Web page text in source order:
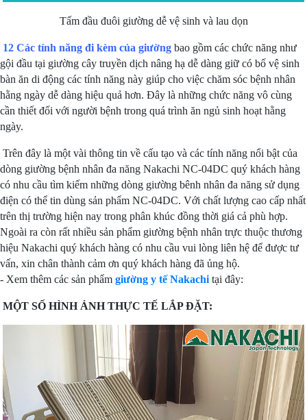
Tấm đầu đuôi giường dễ vệ sinh và lau dọn
12 Các tính năng đi kèm của giường bao gồm các chức năng như
gội đầu tại giường cây truyền dịch nâng hạ dễ dàng giữ có bố vệ sinh
bàn ăn di động các tính năng này giúp cho việc chăm sóc bệnh nhân
hằng ngày dễ dàng hiệu quả hơn. Đây là những chức năng vô cùng
cần thiết đối với người bệnh trong quá trình ăn ngủ sinh hoạt hằng
ngày.
Trên đây là một vài thông tin về cấu tạo và các tính năng nổi bật của
dòng giường bệnh nhân đa năng Nakachi NC-04DC quý khách hàng
có nhu cầu tìm kiếm những dòng giường bênh nhân đa năng sử dụng
điện có thể tin dùng sản phẩm NC-04DC. Với chất lượng cao cấp nhất
trên thị trường hiện nay trong phân khúc đồng thời giá cả phù hợp.
Ngoài ra còn rất nhiều sản phẩm giường bệnh nhân trực thuộc thương
hiệu Nakachi quý khách hàng có nhu cầu vui lòng liên hệ để được tư
vấn, xin chân thành cảm ơn quý khách hàng đã ủng hộ.
- Xem thêm các sản phẩm giường y tế Nakachi tại đây:
MỘT SỐ HÌNH ẢNH THỰC TẾ LẮP ĐẶT: